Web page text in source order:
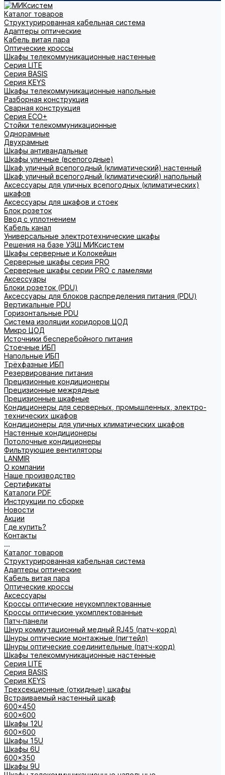
Каталог товаров
Структурированная кабельная система
Адаптеры оптические
Кабель витая пара
Оптические кроссы
Шкафы телекоммуникационные настенные
Cерия LITE
Cерия BASIS
Cерия KEYS
Шкафы телекоммуникационные напольные
Разборная конструкция
Сварная конструкция
Серия ECO+
Стойки телекоммуникационные
Однорамные
Двухрамные
Шкафы антивандальные
Шкафы уличные (всепогодные)
Шкаф уличный всепогодный (климатический) настенный
Шкаф уличный всепогодный (климатический) напольный
Аксессуары для уличных всепогодных (климатических)
шкафов
Аксессуары для шкафов и стоек
Блок розеток
Ввод с уплотнением
Кабель канал
Универсальные электротехнические шкафы
Решения на базе УЭШ МИКсистем
Шкафы серверные и Колокейшн
Серверные шкафы серия PRO
Серверные шкафы серии PRO с ламелями
Аксессуары
Блоки розеток (PDU)
Аксессуары для блоков распределения питания (PDU)
Вертикальные PDU
Горизонтальные PDU
Система изоляции коридоров ЦОД
Микро ЦОД
Источники бесперебойного питания
Стоечные ИБП
Напольные ИБП
Трёхфазные ИБП
Резервирование питания
Прецизионные кондиционеры
Прецизионные межрядные
Прецизионные шкафные
Кондиционеры для серверных, промышленных, электро-
технических шкафов
Кондиционеры для уличных климатических шкафов
Настенные кондиционеры
Потолочные кондиционеры
Фильтрующие вентиляторы
LANMIR
О компании
Наше производство
Сертификаты
Каталоги PDF
Инструкции по сборке
Новости
Акции
Где купить?
Контакты
...
Каталог товаров
Структурированная кабельная система
Адаптеры оптические
Кабель витая пара
Оптические кроссы
Аксессуары
Кроссы оптические неукомплектованные
Кроссы оптические укомплектованные
Патч-панели
Шнур коммутационный медный RJ45 (патч-корд)
Шнуры оптические монтажные (пигтейл)
Шнуры оптические соединительные (патч-корд)
Шкафы телекоммуникационные настенные
Cерия LITE
Cерия BASIS
Cерия KEYS
Трехсекционные (откидные) шкафы
Встраиваемый настенный шкаф
600x450
600x600
Шкафы 12U
600x600
Шкафы 15U
Шкафы 6U
600x350
Шкафы 9U